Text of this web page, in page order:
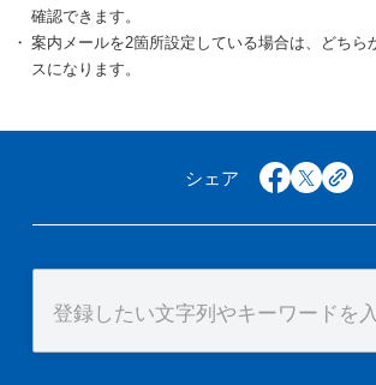
確認できます。
案内メールを2箇所設定している場合は、どちら
スになります。
シェア facebook
x